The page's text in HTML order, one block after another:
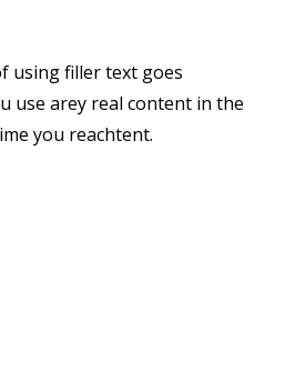
using filler text goes
use arey real content in the
you reachtent.